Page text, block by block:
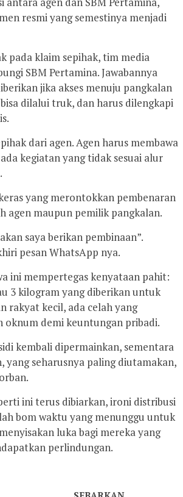
resmi yang semestinya menjadi
pada klaim sepihak, tim media
SBM Pertamina. Jawabannya
jika akses menuju pangkalan
dilalui truk, dan harus dilengkapi
dari agen. Agen harus membawa
kegiatan yang tidak sesuai alur
yang merontokkan pembenaran
agen maupun pemilik pangkalan.
saya berikan pembinaan”.
pesan WhatsApp nya.
ini mempertegas kenyataan pahit:
3 kilogram yang diberikan untuk
rakyat kecil, ada celah yang
oknum demi keuntungan pribadi.
kembali dipermainkan, sementara
yang seharusnya paling diutamakan,
ini terus dibiarkan, ironi distribusi
bom waktu yang menunggu untuk
luka bagi mereka yang
perlindungan.